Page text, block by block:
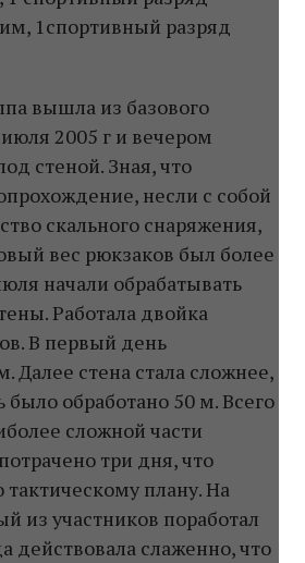
1спортивный разряд
вышла из базового
2005 г и вечером
стеной. Зная, что
несли с собой
скального снаряжения,
вес рюкзаков был более
начали обрабатывать
Работала двойка
В первый день
Далее стена стала сложнее,
было обработано 50 м. Всего
сложной части
три дня, что
тактическому плану. На
из участников поработал
действовала слаженно, что